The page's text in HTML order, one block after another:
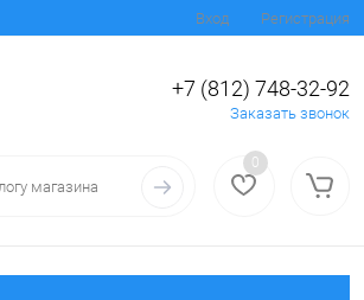
Вход Регистрация
+7 (812) 748-32-92
Заказать звонок
0